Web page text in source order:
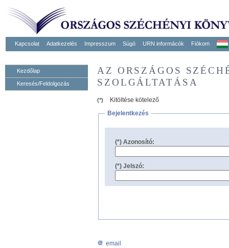
Kapcsolat Adatkezelés Impresszum Súgó URN informácók Fiókom
Kezdőlap
Keresés/Feldolgozás
AZ ORSZÁGOS
SZOLGÁLTATÁSA
(*)
Kitöltése kötelező
Bejelentkezés
(*) Azonosító:
(*) Jelszó:
email